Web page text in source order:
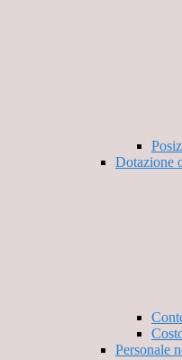
Dotazione
Personale